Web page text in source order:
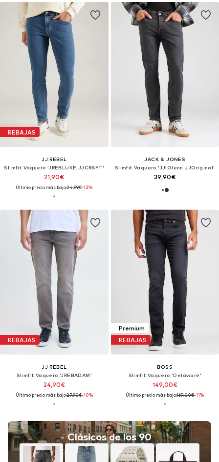
REBAJAS
JJ REBEL
Slimfit Vaquero 'JREBLUKE JJCRAFT'
21,90€
Último precio más bajo:24,99€-12%
JACK & JONES
Slimfit Vaquero 'JJIGlenn JJOriginal'
39,90€
REBAJAS
JJ REBEL
Slimfit Vaquero 'JREBADAM'
24,90€
Último precio más bajo:27,90€-10%
Clásicos de los 90
Premium
REBAJAS
BOSS
Slimfit Vaquero 'Delaware'
149,00€
Último precio más bajo:169,00€-11%